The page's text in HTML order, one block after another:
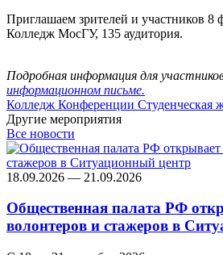
Приглашаем зрителей и участников 8
Колледж МосГУ, 135 аудитория.
Подробная информация для
информационном письме.
Колледж Конференции Студенческая
Другие мероприятия
Все новости
18.09.2026 — 21.09.2026
Общественная палата РФ
волонтеров и стажеров в